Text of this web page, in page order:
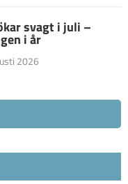
svagt i juli –
i år
2026